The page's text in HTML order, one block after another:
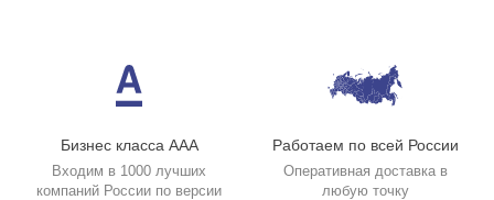
Бизнес класса ААА
Входим в 1000 лучших
компаний России по версии
Работаем по всей России
Оперативная доставка в
любую точку